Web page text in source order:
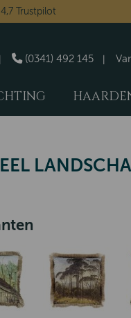
Trustpilot
(0341) 492 145